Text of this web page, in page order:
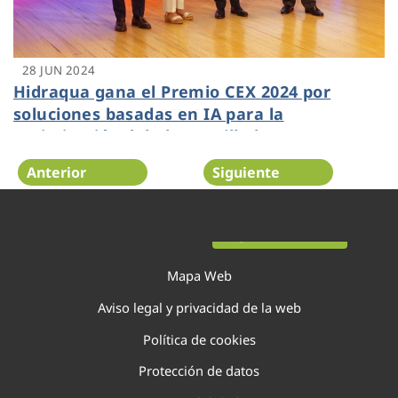
28 JUN 2024
Hidraqua gana el Premio CEX 2024 por
soluciones basadas en IA para la
optimización del alcantarillado
Anterior Siguiente
Mapa Web
Aviso legal y privacidad de la web
Política de cookies
Protección de datos